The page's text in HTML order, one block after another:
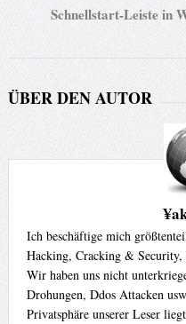
Schnellstart-Leiste in
ÜBER DEN AUTOR
Ich beschäftige mich
Hacking, Cracking & Security,
Wir haben uns nicht
Drohungen, Ddos Attacken
Privatsphäre unserer Leser